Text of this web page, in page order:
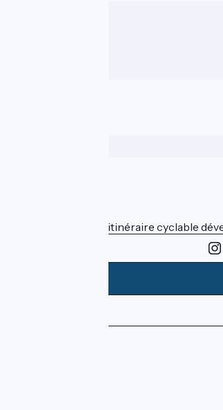
ViaRhôna est un itinéraire cyclable